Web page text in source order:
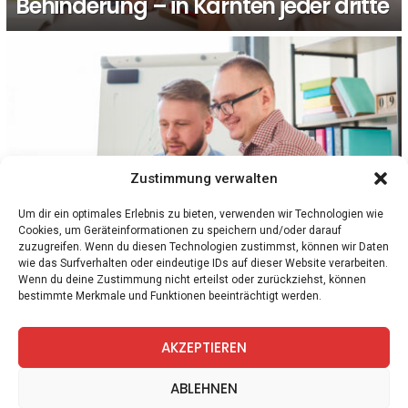
Zustimmung verwalten
Um dir ein optimales Erlebnis zu bieten, verwenden wir Technologien wie
Cookies, um Geräteinformationen zu speichern und/oder darauf
zuzugreifen. Wenn du diesen Technologien zustimmst, können wir Daten
wie das Surfverhalten oder eindeutige IDs auf dieser Website verarbeiten.
Wenn du deine Zustimmung nicht erteilst oder zurückziehst, können
bestimmte Merkmale und Funktionen beeinträchtigt werden.
AKZEPTIEREN
ABLEHNEN
1 Kommentar
KÄRNTEN
Meilenstein für Menschen mit Behinderung:
Kärnten startet Pilot-Projekt „Lohn statt
Taschengeld“
twitter